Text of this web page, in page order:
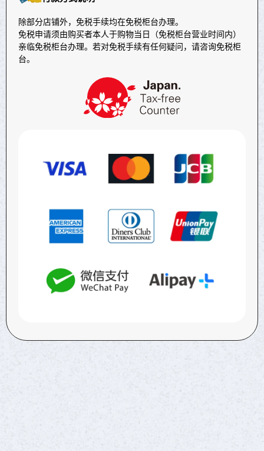
除部分店铺外，免税手续均在免税柜台办理。
免税申请须由购买者本人于购物当日（免税柜台营业时间内）
亲临免税柜台办理。若对免税手续有任何疑问，请咨询免税柜
台。